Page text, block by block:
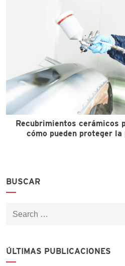
Recubrimientos cerámicos
cómo pueden proteger
BUSCAR
ÚLTIMAS PUBLICACIONES